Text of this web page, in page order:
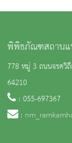
พิพิธภัณฑสถานแ
778 หมู่ 3 ถนนจรดวิถี
64210
: 055-697367
: